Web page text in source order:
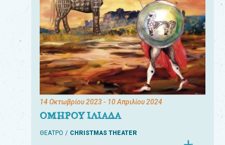
14 Οκτωβρίου 2023- 10 Απριλίου 2024
ΟΜΗΡΟΥ ΙΛΙΑΔΑ
ΘΕΑΤΡΟ CHRISTMAS THEATER